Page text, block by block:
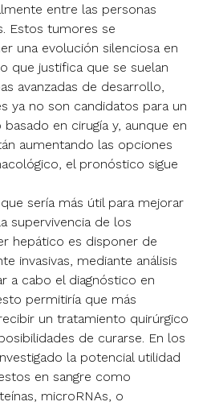
entre las personas
Estos tumores se
una evolución silenciosa en
que justifica que se suelan
avanzadas de desarrollo,
ya no son candidatos para un
en cirugía y, aunque en
aumentando las opciones
el pronóstico sigue
sería más útil para mejorar
supervivencia de los
hepático es disponer de
invasivas, mediante análisis
a cabo el diagnóstico en
permitiría que más
un tratamiento quirúrgico
de curarse. En los
la potencial utilidad
en sangre como
microRNAs, o